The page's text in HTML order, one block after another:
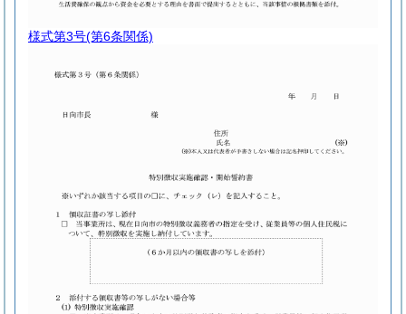
様式第3号(第6条関係)